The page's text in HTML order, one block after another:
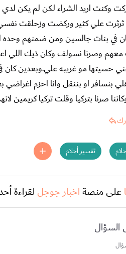
وكنت اريد الشراء لكن لم يكن
ثرثرت علي كثير وركضت وزحلقت
في بنات جالسين ومن ضمنهم وحده
وصرنا نسولف وكان ذيك اللي
حسيتها مو غريبه علي.وبعدين
بنسافر او بننقل وانا احزم
صرنا بتركيا وقلت تركيا كريمين
تفسير أحلام
على منصةاخبار جوجل لقراءة
السؤال